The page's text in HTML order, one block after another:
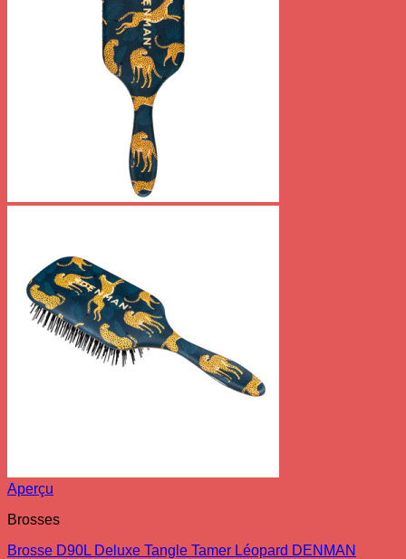
Aperçu
Brosses
Brosse D90L Deluxe Tangle Tamer Léopard DENMAN